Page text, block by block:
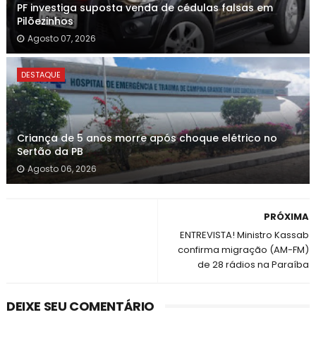
PF investiga suposta venda de cédulas falsas em
Pilõezinhos
Agosto 07, 2026
DESTAQUE
Criança de 5 anos morre após choque elétrico no
Sertão da PB
Agosto 06, 2026
PRÓXIMA
ENTREVISTA! Ministro Kassab
confirma migração (AM-FM)
de 28 rádios na Paraíba
DEIXE SEU COMENTÁRIO